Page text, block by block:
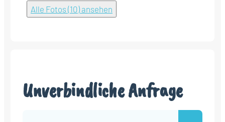
Alle Fotos (10) ansehen
Unverbindliche Anfrage